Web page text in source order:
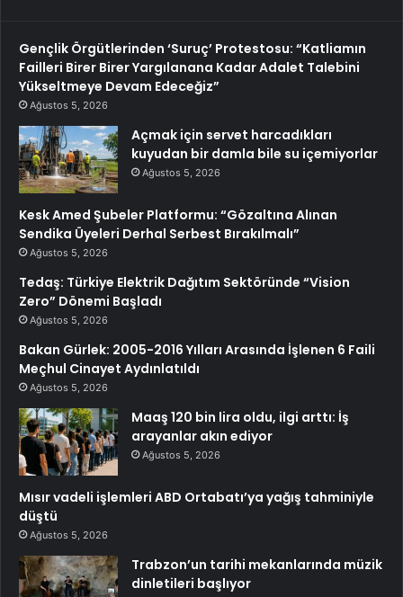
Gençlik Örgütlerinden ‘Suruç’ Protestosu: “Katliamın
Failleri Birer Birer Yargılanana Kadar Adalet Talebini
Yükseltmeye Devam Edeceğiz”
Ağustos 5, 2026
Açmak için servet harcadıkları
kuyudan bir damla bile su içemiyorlar
Ağustos 5, 2026
Kesk Amed Şubeler Platformu: “Gözaltına Alınan
Sendika Üyeleri Derhal Serbest Bırakılmalı”
Ağustos 5, 2026
Tedaş: Türkiye Elektrik Dağıtım Sektöründe “Vision
Zero” Dönemi Başladı
Ağustos 5, 2026
Bakan Gürlek: 2005-2016 Yılları Arasında İşlenen 6 Faili
Meçhul Cinayet Aydınlatıldı
Ağustos 5, 2026
Maaş 120 bin lira oldu, ilgi arttı: İş
arayanlar akın ediyor
Ağustos 5, 2026
Mısır vadeli işlemleri ABD Ortabatı’ya yağış tahminiyle
düştü
Ağustos 5, 2026
Trabzon’un tarihi mekanlarında müzik
dinletileri başlıyor